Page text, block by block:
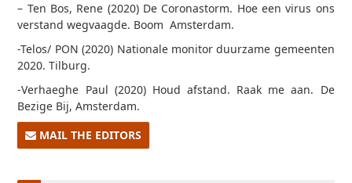
– Ten Bos, Rene (2020) De Coronastorm. Hoe een virus ons
verstand wegvaagde. Boom Amsterdam.
-Telos/ PON (2020) Nationale monitor duurzame gemeenten
2020. Tilburg.
-Verhaeghe Paul (2020) Houd afstand. Raak me aan. De
Bezige Bij, Amsterdam.
MAIL THE EDITORS